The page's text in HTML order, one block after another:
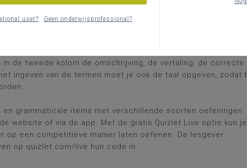
grammatica met behulp van steekkaarten aan te leren en in
een grammatica- of woordenlijst aan met in de eerste
de tweede kolom de omschrijving, de vertaling, de correcte
ingeven van de termen moet je ook de taal opgeven, zodat
en grammaticale items met verschillende soorten oefeningen
website of via de app. Met de gratis Quizlet Live optie kun je
op een competitieve manier laten oefenen. De lesgever
op quizlet.com/live hun code in.
user? Geen onderwijsprofessional?